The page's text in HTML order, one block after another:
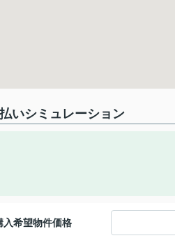
いシミュレーション
入希望物件価格